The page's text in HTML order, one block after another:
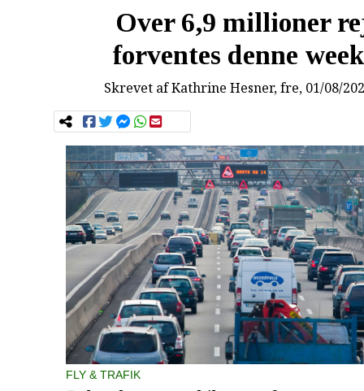
Over 6,9 millioner
forventes denne
Skrevet afKathrine Hesner, fre, 01/08/
FLY & TRAFIK